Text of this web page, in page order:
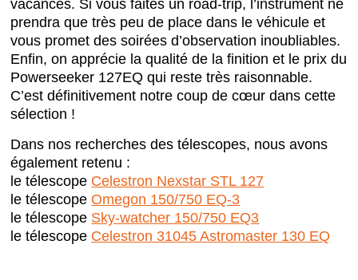
vacances. Si vous faites un road-trip, l’instrument ne
prendra que très peu de place dans le véhicule et
vous promet des soirées d’observation inoubliables.
Enfin, on apprécie la qualité de la finition et le prix du
Powerseeker 127EQ qui reste très raisonnable.
C’est définitivement notre coup de cœur dans cette
sélection !
Dans nos recherches des télescopes, nous avons
également retenu :
le télescope Celestron Nexstar STL 127
le télescopeOmegon 150/750 EQ-3
le télescope Sky-watcher 150/750 EQ3
le télescope Celestron 31045 Astromaster 130 EQ